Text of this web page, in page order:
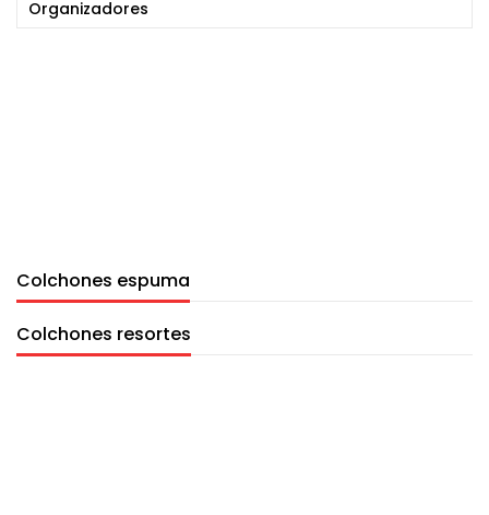
Organizadores
Colchones espuma
Colchones resortes